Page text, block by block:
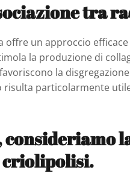
tra
offre un approccio
la produzione di
la
risulta particolarmente
consideriamo
criolipolisi.